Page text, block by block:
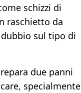
schizzi di
raschietto da
sul tipo di
due panni
specialmente